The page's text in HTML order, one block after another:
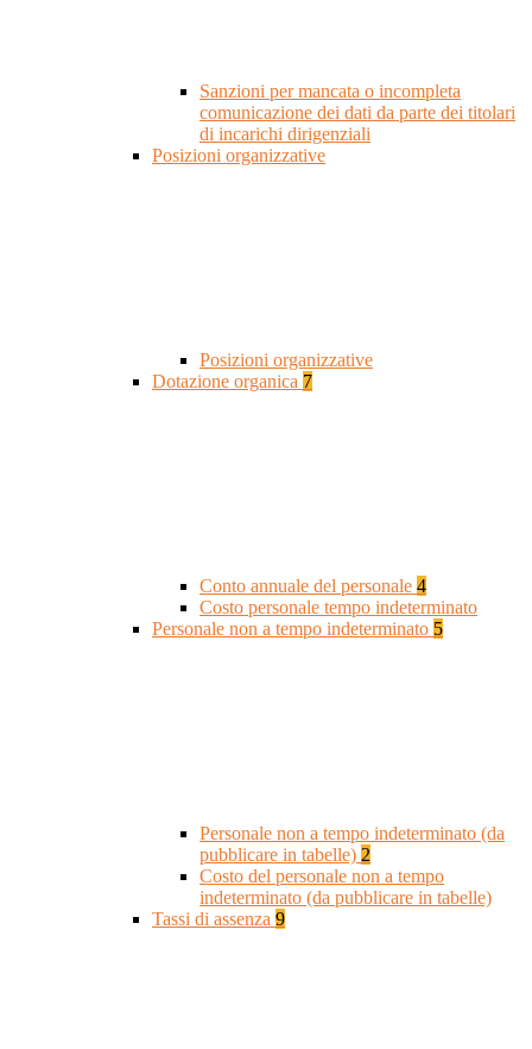
Sanzioni per mancata o incompleta
comunicazione dei dati da parte dei titolari
di incarichi dirigenziali
Posizioni organizzative
Posizioni organizzative
Dotazione organica 7
Conto annuale del personale 4
Costo personale tempo indeterminato
Personale non a tempo indeterminato 5
Personale non a tempo indeterminato (da
pubblicare in tabelle) 2
Costo del personale non a tempo
indeterminato (da pubblicare in tabelle)
Tassi di assenza 9